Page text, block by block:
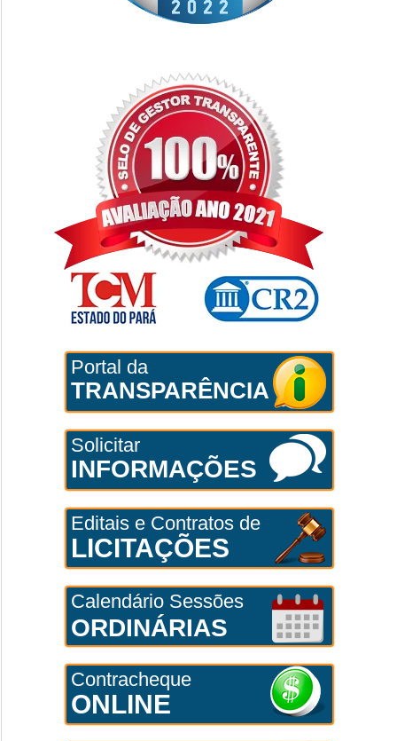
Portal da
TRANSPARÊNCIA
Solicitar
INFORMAÇÕES
Editais e Contratos de
LICITAÇÕES
Calendário Sessões
ORDINÁRIAS
Contracheque
ONLINE